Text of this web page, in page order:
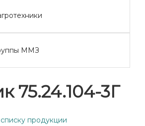
ММЗ
75.24.104-3Г
продукции